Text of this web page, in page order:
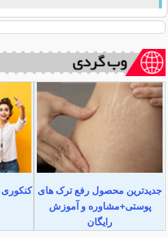
جدیدترین محصول رفع ترک های
پوستی+مشاوره و آموزش
رایگان